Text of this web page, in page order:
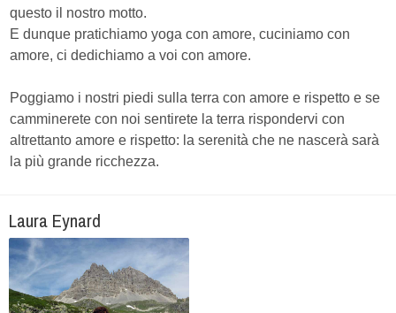
questo il nostro motto.
E dunque pratichiamo yoga con amore, cuciniamo con
amore, ci dedichiamo a voi con amore.
Poggiamo i nostri piedi sulla terra con amore e rispetto e se
camminerete con noi sentirete la terra rispondervi con
altrettanto amore e rispetto: la serenità che ne nascerà sarà
la più grande ricchezza.
Laura Eynard